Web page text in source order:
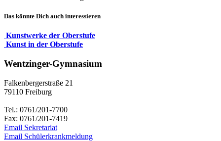
Das könnte Dich auch interessieren
Kunstwerke der Oberstufe
Kunst in der Oberstufe
Wentzinger-Gymnasium
Falkenbergerstraße 21
79110 Freiburg
Tel.: 0761/201-7700
Fax: 0761/201-7419
Email Sekretariat
Email Schülerkrankmeldung